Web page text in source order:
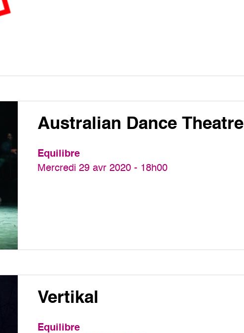
Australian Dance Theatre
Equilibre
Mercredi 29 avr 2020 - 18h00
Vertikal
Equilibre